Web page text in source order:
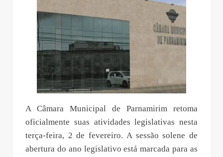
A Câmara Municipal de Parnamirim retoma
oficialmente suas atividades legislativas nesta
terça-feira, 2 de fevereiro. A sessão solene de
abertura do ano legislativo está marcada para as